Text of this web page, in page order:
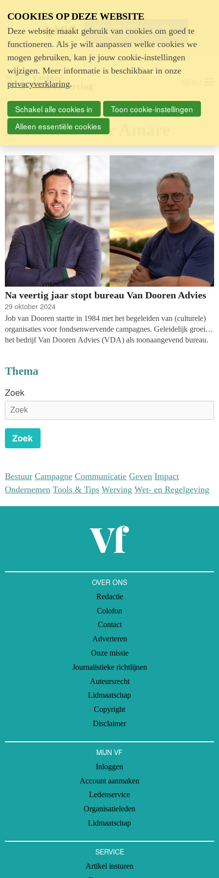
Advertentie
Berichten over Amare
Na veertig jaar stopt bureau Van Dooren Advies
29 oktober 2024
Job van Dooren startte in 1984 met het begeleiden van (culturele)
organisaties voor fondsenwervende campagnes. Geleidelijk groeide
het bedrijf Van Dooren Advies (VDA) als toonaangevend bureau.
onlangs zijn werkzaamheden en sloten de deuren definitief.
Thema
Zoek
Zoek
Bestuur Campagne Communicatie Geven Impact
Ondernemen Tools & Tips Werving Wet- en Regelgeving
OVER ONS
Redactie
Colofon
Contact
Adverteren
Onze missie
Journalistieke richtlijnen
Auteursrecht
Lidmaatschap
Copyright
Disclaimer
MIJN VF
Inloggen
Account aanmaken
Ledenservice
Organisatieleden
Lidmaatschap
SERVICE
Artikel insturen
COOKIES OP DEZE WEBSITE
Deze website maakt gebruik van cookies om goed te
functioneren. Als je wilt aanpassen welke cookies we
mogen gebruiken, kan je jouw cookie-instellingen
wijzigen. Meer informatie is beschikbaar in onze
privacyverklaring.
Schakel alle cookies in
Toon cookie-instellingen
Alleen essentiële cookies